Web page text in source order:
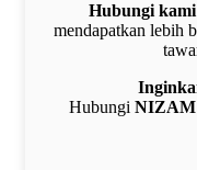
Hubungi kami
mendapatkan lebih
Hubungi NIZAM